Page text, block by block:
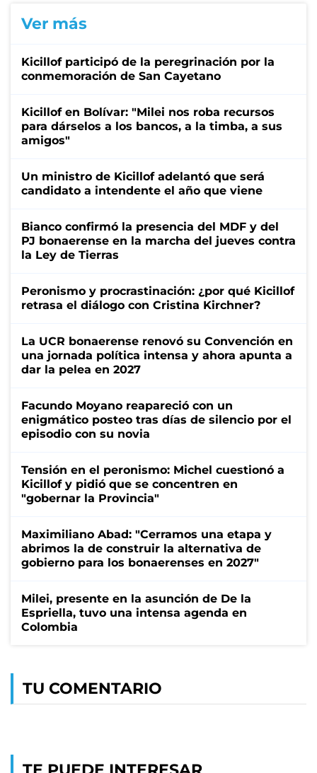
Ver más
Kicillof participó de la peregrinación por la
conmemoración de San Cayetano
Kicillof en Bolívar: "Milei nos roba recursos
para dárselos a los bancos, a la timba, a sus
amigos"
Un ministro de Kicillof adelantó que será
candidato a intendente el año que viene
Bianco confirmó la presencia del MDF y del
PJ bonaerense en la marcha del jueves contra
la Ley de Tierras
Peronismo y procrastinación: ¿por qué Kicillof
retrasa el diálogo con Cristina Kirchner?
La UCR bonaerense renovó su Convención en
una jornada política intensa y ahora apunta a
dar la pelea en 2027
Facundo Moyano reapareció con un
enigmático posteo tras días de silencio por el
episodio con su novia
Tensión en el peronismo: Michel cuestionó a
Kicillof y pidió que se concentren en
"gobernar la Provincia"
Maximiliano Abad: "Cerramos una etapa y
abrimos la de construir la alternativa de
gobierno para los bonaerenses en 2027"
Milei, presente en la asunción de De la
Espriella, tuvo una intensa agenda en
Colombia
TU COMENTARIO